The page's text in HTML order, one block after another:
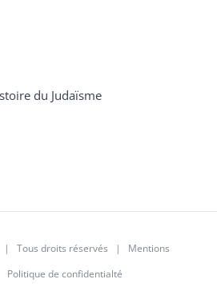
du Judaïsme
| Tous droits réservés | Mentions
Politique de confidentialté